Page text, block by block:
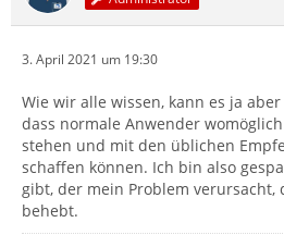
3. April 2021 um 19:30
Wie wir alle wissen, kann es ja
dass normale Anwender
stehen und mit den üblichen
schaffen können. Ich bin also
gibt, der mein Problem verursacht,
behebt.